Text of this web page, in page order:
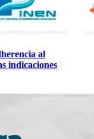
al
indicaciones